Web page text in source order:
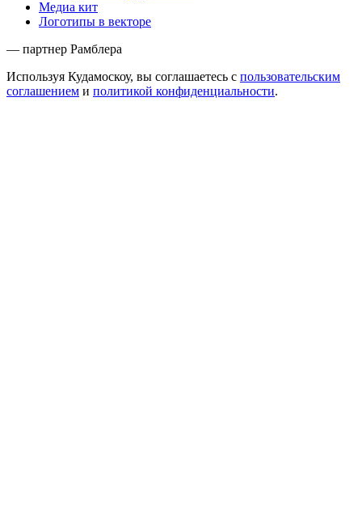
Медиа кит
Логотипы в векторе
— партнер Рамблера
Используя Кудамоскоу, вы соглашаетесь с пользовательским
соглашением и политикой конфиденциальности.